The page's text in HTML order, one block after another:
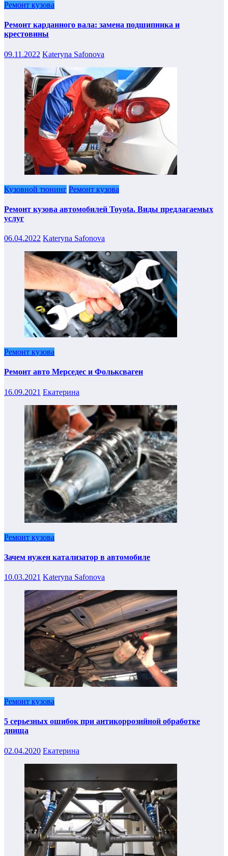
Ремонт кузова
Ремонт карданного вала: замена подшипника и
крестовины
09.11.2022 Kateryna Safonova
Кузовной тюнинг Ремонт кузова
Ремонт кузова автомобилей Toyota. Виды предлагаемых
услуг
06.04.2022 Kateryna Safonova
Ремонт кузова
Ремонт авто Мерседес и Фольксваген
16.09.2021 Екатерина
Ремонт кузова
Зачем нужен катализатор в автомобиле
10.03.2021 Kateryna Safonova
Ремонт кузова
5 серьезных ошибок при антикоррозийной обработке
днища
02.04.2020 Екатерина